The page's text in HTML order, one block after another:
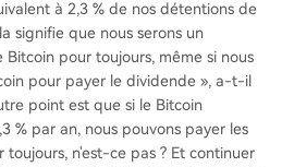
à 2,3 % de nos détentions de
signifie que nous serons un
pour toujours, même si nous
pour payer le dividende », a-t-il
point est que si le Bitcoin
% par an, nous pouvons payer les
toujours, n'est-ce pas ? Et continuer